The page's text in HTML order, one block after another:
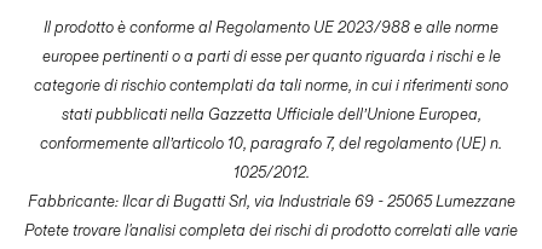
Il prodotto è conforme al Regolamento UE 2023/988 e alle norme
europee pertinenti o a parti di esse per quanto riguarda i rischi e le
categorie di rischio contemplati da tali norme, in cui i riferimenti sono
stati pubblicati nella Gazzetta Ufficiale dell’Unione Europea,
conformemente all’articolo 10, paragrafo 7, del regolamento (UE) n.
1025/2012.
Fabbricante: Ilcar di Bugatti Srl, via Industriale 69 - 25065 Lumezzane
Potete trovare l'analisi completa dei rischi di prodotto correlati alle varie